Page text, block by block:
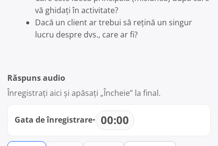
vă ghidați în activitate?
Dacă un client ar trebui să rețină un singur
lucru despre dvs., care ar fi?
Răspuns audio
Înregistrați aici și apăsați „Încheie” la final.
Gata de înregistrare• 00:00